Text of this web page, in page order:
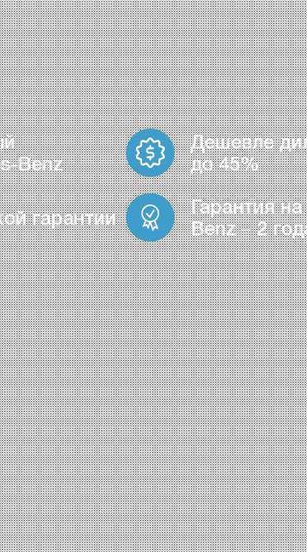
Benz
Дешевле
до 45%
гарантии
Гарантия
Benz – 2